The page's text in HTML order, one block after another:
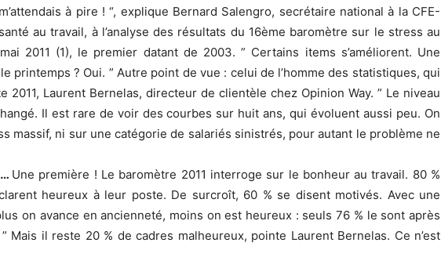
à pire ! “, explique Bernard Salengro, secrétaire national à la CFE-
au travail, à l’analyse des résultats du 16ème baromètre sur le stress au
2011 (1), le premier datant de 2003. ” Certains items s’améliorent. Une
printemps ? Oui. ” Autre point de vue : celui de l’homme des statistiques, qui
2011, Laurent Bernelas, directeur de clientèle chez Opinion Way. ” Le niveau
Il est rare de voir des courbes sur huit ans, qui évoluent aussi peu. On
massif, ni sur une catégorie de salariés sinistrés, pour autant le problème ne
Une première ! Le baromètre 2011 interroge sur le bonheur au travail. 80 %
heureux à leur poste. De surcroît, 60 % se disent motivés. Avec une
on avance en ancienneté, moins on est heureux : seuls 76 % le sont après
Mais il reste 20 % de cadres malheureux, pointe Laurent Bernelas. Ce n’est